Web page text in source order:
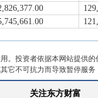
。投资者依据本网站提供
它不可抗力而导致暂停服